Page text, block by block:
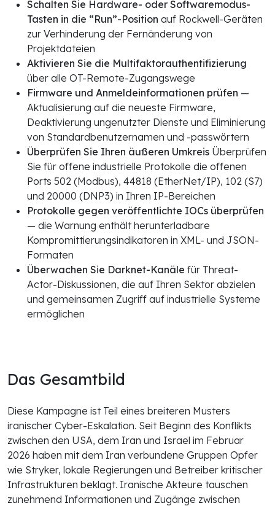
Schalten Sie Hardware- oder Softwaremodus-
Tasten in die “Run”-Position auf Rockwell-Geräten
zur Verhinderung der Fernänderung von
Projektdateien
Aktivieren Sie die Multifaktorauthentifizierung
über alle OT-Remote-Zugangswege
Firmware und Anmeldeinformationen prüfen —
Aktualisierung auf die neueste Firmware,
Deaktivierung ungenutzter Dienste und Eliminierung
von Standardbenutzernamen und -passwörtern
Überprüfen Sie Ihren äußeren Umkreis Überprüfen
Sie für offene industrielle Protokolle die offenen
Ports 502 (Modbus), 44818 (EtherNet/IP), 102 (S7)
und 20000 (DNP3) in Ihren IP-Bereichen
Protokolle gegen veröffentlichte IOCs überprüfen
— die Warnung enthält herunterladbare
Kompromittierungsindikatoren in XML- und JSON-
Formaten
Überwachen Sie Darknet-Kanäle für Threat-
Actor-Diskussionen, die auf Ihren Sektor abzielen
und gemeinsamen Zugriff auf industrielle Systeme
ermöglichen
Das Gesamtbild
Diese Kampagne ist Teil eines breiteren Musters
iranischer Cyber-Eskalation. Seit Beginn des Konflikts
zwischen den USA, dem Iran und Israel im Februar
2026 haben mit dem Iran verbundene Gruppen Opfer
wie Stryker, lokale Regierungen und Betreiber kritischer
Infrastrukturen beklagt. Iranische Akteure tauschen
zunehmend Informationen und Zugänge zwischen